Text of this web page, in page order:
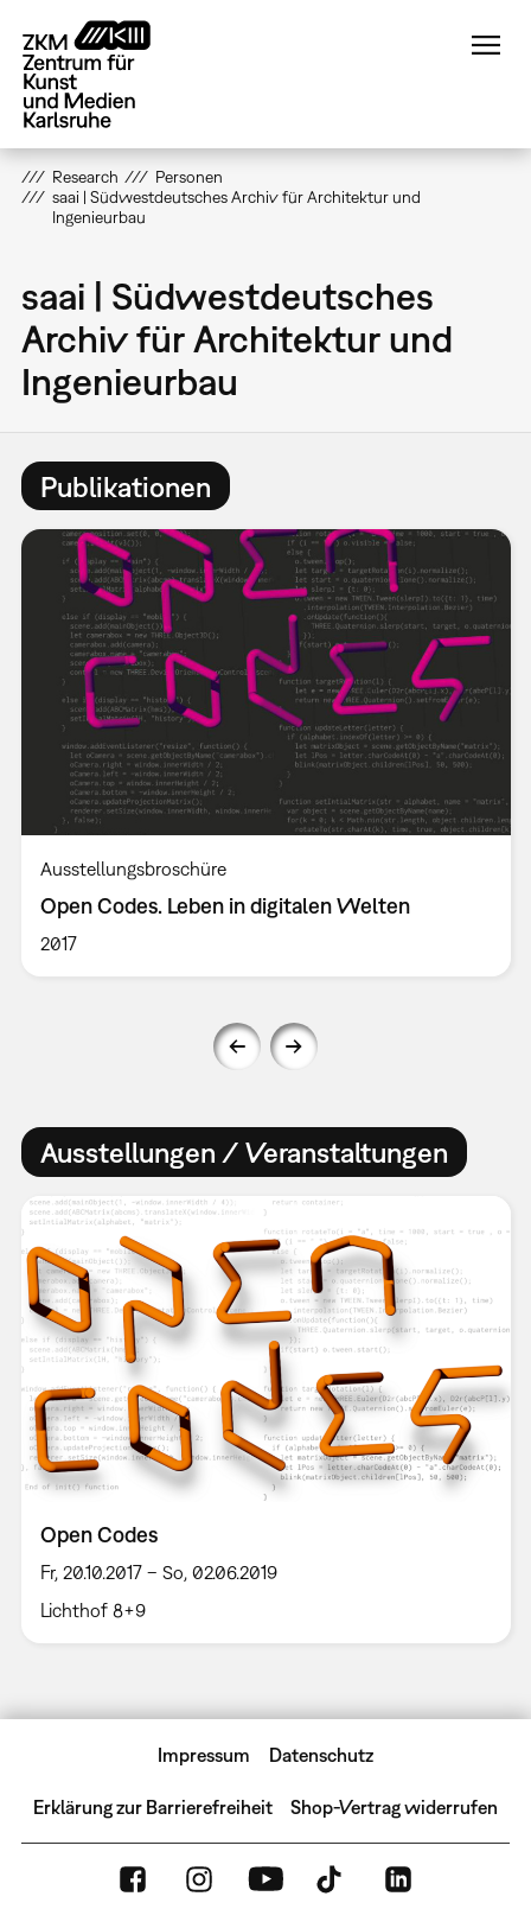
zum
Inhalt
Research
Personen
saai | Südwestdeutsches Archiv für Architektur und
Ingenieurbau
saai | Südwestdeutsches
Archiv für Architektur und
Ingenieurbau
Publikationen
Ausstellungsbroschüre
Open Codes. Leben in digitalen Welten
2017
Ausstellungen / Veranstaltungen
Open Codes
Fr, 20.10.2017 – So, 02.06.2019
Lichthof 8+9
Impressum Datenschutz
Erklärung zur Barrierefreiheit Shop-Vertrag widerrufen